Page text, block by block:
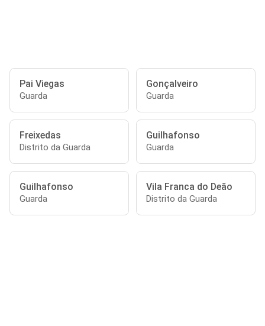
Pai Viegas
Guarda
Gonçalveiro
Guarda
Freixedas
Distrito da Guarda
Guilhafonso
Guarda
Guilhafonso
Guarda
Vila Franca do Deão
Distrito da Guarda